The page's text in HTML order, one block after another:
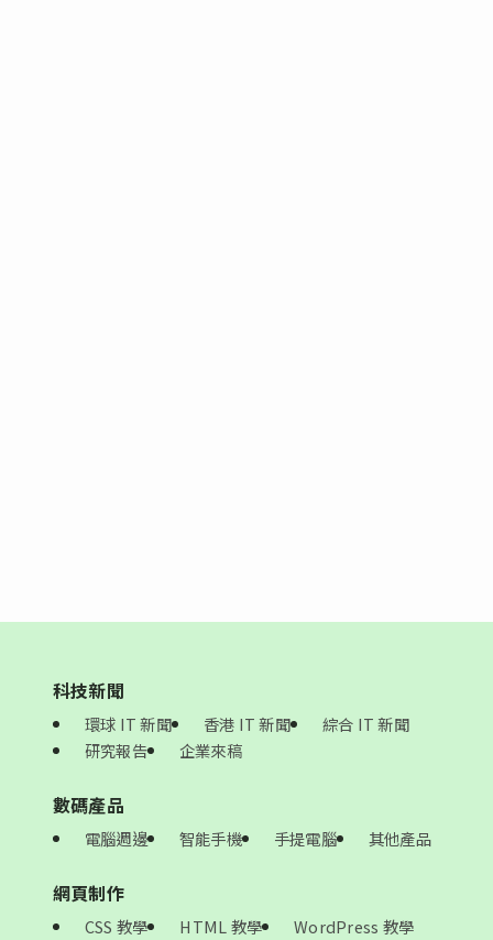
科技新聞
環球 IT 新聞 香港 IT 新聞
綜合 IT 新聞
研究報告
企業來稿
數碼產品
電腦週邊 智能手機 手提電腦 其他產品
網頁制作
CSS 教學 HTML 教學
WordPress 教學